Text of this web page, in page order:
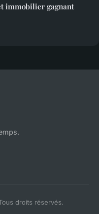
immobilier gagnant
droits réservés.